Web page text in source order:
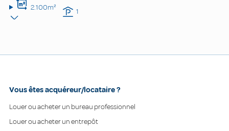
2.100m² 1
Vous êtes acquéreur/locataire ?
Louer ou acheter un bureau professionnel
Louer ou acheter un entrepôt